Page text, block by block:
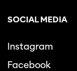
SOCIAL MEDIA
Instagram
Facebook